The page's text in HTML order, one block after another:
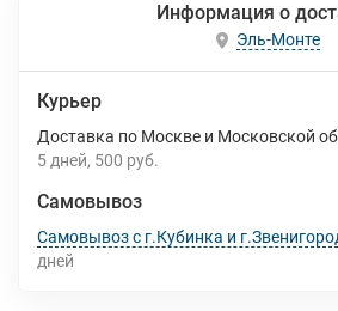
Информация о
Эль-Монте
Курьер
Доставка по Москве и Московской
5 дней 500 руб.
Самовывоз
Самовывоз с г.Кубинка и
дней